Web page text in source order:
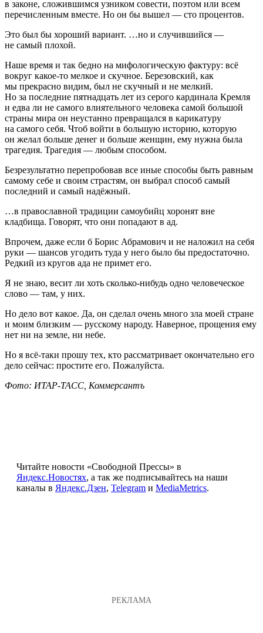
в законе, сложившимся узником совести, поэтом или всем
перечисленным вместе. Но он бы вышел — сто процентов.
Это был бы хороший вариант. …но и случившийся —
не самый плохой.
Наше время и так бедно на мифологическую фактуру: всё
вокруг какое-то мелкое и скучное. Березовский, как
мы прекрасно видим, был не скучный и не мелкий.
Но за последние пятнадцать лет из серого кардинала Кремля
и едва ли не самого влиятельного человека самой большой
страны мира он неустанно превращался в карикатуру
на самого себя. Чтоб войти в большую историю, которую
он желал больше денег и больше женщин, ему нужна была
трагедия. Трагедия — любым способом.
Безрезультатно перепробовав все иные способы быть равным
самому себе и своим страстям, он выбрал способ самый
последний и самый надёжный.
…в православной традиции самоубийц хоронят вне
кладбища. Говорят, что они попадают в ад.
Впрочем, даже если б Борис Абрамович и не наложил на себя
руки — шансов угодить туда у него было бы предостаточно.
Редкий из кругов ада не примет его.
Я не знаю, весит ли хоть сколько-нибудь одно человеческое
слово — там, у них.
Но дело вот какое. Да, он сделал очень много зла моей стране
и моим близким — русскому народу. Наверное, прощения ему
нет ни на земле, ни небе.
Но я всё-таки прошу тех, кто рассматривает окончательно его
дело сейчас: простите его. Пожалуйста.
Фото: ИТАР-ТАСС, Коммерсантъ
Читайте новости «Свободной Прессы» в
Яндекс.Новостях, а так же подписывайтесь на наши
каналы в Яндекс.Дзен, Telegram и MediaMetrics.